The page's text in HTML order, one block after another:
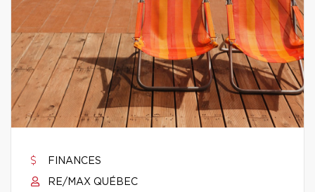
FINANCES
RE/MAX QUÉBEC